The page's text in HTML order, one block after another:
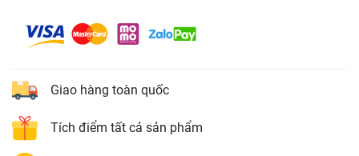
Giao hàng toàn quốc
Tích điểm tất cả sản phẩm